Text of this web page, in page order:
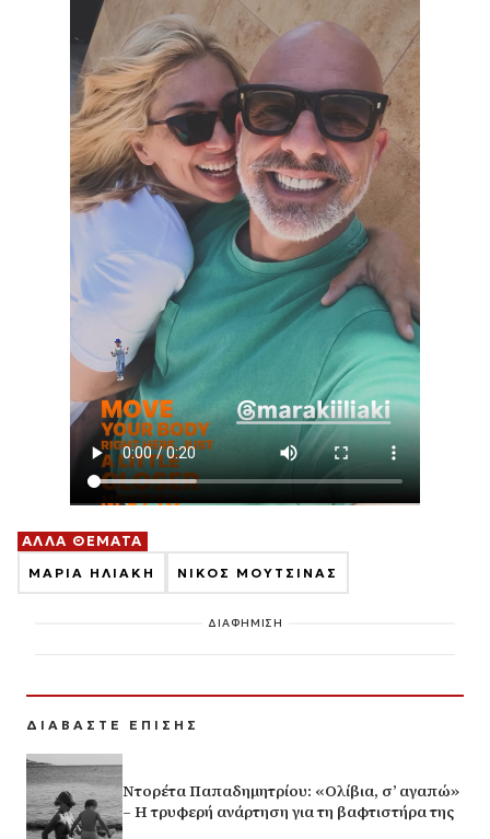
ΑΛΛΑ ΘΕΜΑΤΑ
ΜΑΡΙΑ ΗΛΙΑΚΗ ΝΙΚΟΣ ΜΟΥΤΣΙΝΑΣ
ΔΙΑΦΗΜΙΣΗ
ΔΙΑΒΑΣΤΕ ΕΠΙΣΗΣ
Ντορέτα Παπαδημητρίου: «Ολίβια, σ’ αγαπώ»
– Η τρυφερή ανάρτηση για τη βαφτιστήρα της